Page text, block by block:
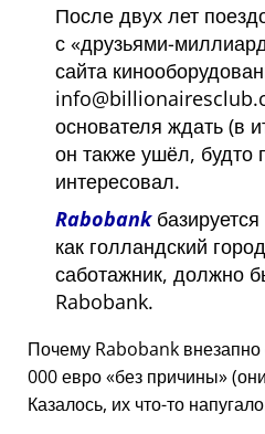
После двух лет
с друзьями-
сайта
основателя ждать (в
он также ушёл, будто
интересовал.
Rabobank
как голландский
саботажник, должно
Rabobank.
Почему Rabobank внезапно
000 евро без причины
Казалось, их что-то